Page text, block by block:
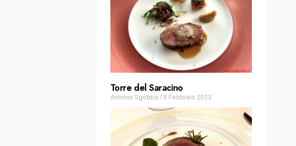
Torre del Saracino
Antonio Sgobba / 6 Febbraio 2023